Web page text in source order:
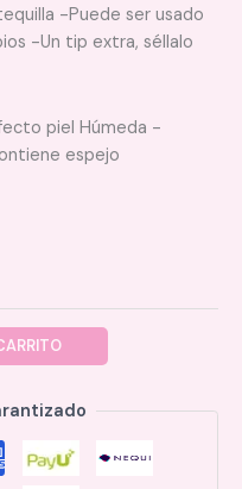
-Puede ser usado
-Un tip extra, séllalo
piel Húmeda -
espejo